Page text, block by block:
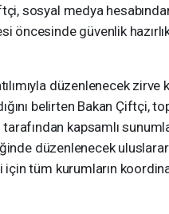
sosyal medya
öncesinde güvenlik
düzenlenecek zirve
belirten Bakan Çiftçi,
kapsamlı
düzenlenecek
tüm kurumların